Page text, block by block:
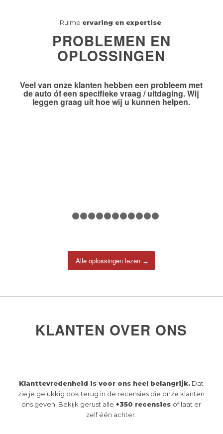
Ruime ervaring en expertise
PROBLEMEN EN
OPLOSSINGEN
Veel van onze klanten hebbeneen probleem met
de auto ófeen specifieke vraag / uitdaging. Wij
leggen graag uit hoe wij u kunnen helpen.
1 2 3 4 5 6
Alle oplossingen lezen
KLANTEN OVER ONS
Klanttevredenheid is voor ons heel belangrijk. Dat
zie je gelukkig ook terug in de recensies die onze klanten
ons geven. Bekijk gerust alle +350 recensies óf laat er
zelf één achter.